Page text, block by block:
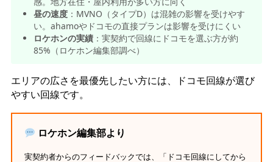
昼の速度：MVNO（タイプD）は混雑の影響を受けやす
い。ahamoやドコモの直接プランは影響を受けにくい
ロケホンの実績：実契約で回線にドコモを選ぶ方が約
85%（ロケホン編集部調べ）
エリアの広さを最優先したい方には、ドコモ回線が選び
やすい回線です。
ロケホン編集部より
実契約者からのフィードバックでは、「ドコモ回線にしてから